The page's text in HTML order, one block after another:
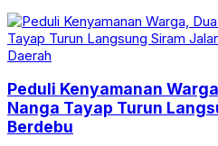
Daerah
Peduli Kenyamanan
Nanga Tayap Turun
Berdebu